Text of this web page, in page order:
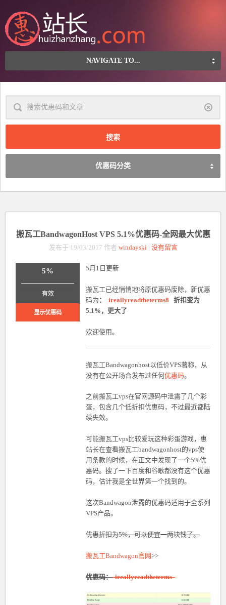
NAVIGATE TO...
清
优惠码分类
搬瓦工BandwagonHost VPS 5.1%优惠码-全网最大优惠
发布于 19/03/2017 作者 windayski| 没有留言
5%
有效
显示优惠码
5月1日更新
搬瓦工已经悄悄地将原优惠码废除，新优惠
码为 ： ireallyreadtheterms8
折扣变为
5.1%，更大了
欢迎使用。
搬瓦工Bandwagonhost以低价VPS著称，从
没有在公开场合发布过任何优惠码。
之前搬瓦工vps在官网源码中泄露了几个彩
蛋，包含几个低折扣优惠码，不过最近都陆
续失效。
可能搬瓦工vps比较爱玩这种彩蛋游戏，惠
站长在查看搬瓦工bandwagonhost的vps使
用条款的时候，在正文中发现了一个5%优
惠码。搜了一下百度和谷歌都没有这个优惠
码，估计我是全世界第一个找到的。
这次Bandwagon泄露的优惠码适用于全系列
VPS产品。
优惠折扣为5%，可以便宜一两块钱了。
搬瓦工Bandwagon官网>>
优惠码：ireallyreadtheterms